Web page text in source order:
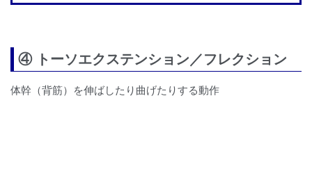
④ トーソエクステンション／フレクション
体幹（背筋）を伸ばしたり曲げたりする動作